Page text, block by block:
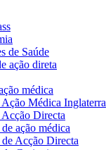
de Saúde
ação direta
médica
Médica Inglaterra
Directa
ação médica
Acção Directa